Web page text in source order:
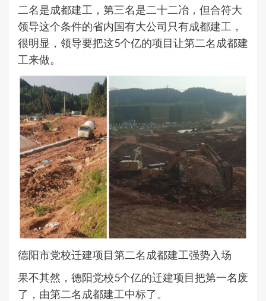
二名是成都建工，第三名是二十二冶，但合符大
领导这个条件的省内国有大公司只有成都建工，
很明显，领导要把这5个亿的项目让第二名成都建
工来做。
德阳市党校迁建项目第二名成都建工强势入场
果不其然，德阳党校5个亿的迁建项目把第一名废
了，由第二名成都建工中标了。